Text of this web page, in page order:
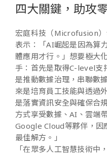
四大關鍵，助攻
宏庭科技（Microfusion
表示：「AI崛起是因為算
體應用才行。」想要極大
手：首先是取得C-level支
是推動數據治理，串聯數
來是培育員工技能與透過
是落實資訊安全與確保合
方式享受數據、AI、雲端
Google Cloud等夥伴，因
最佳解方。」
「在眾多人工智慧技術中